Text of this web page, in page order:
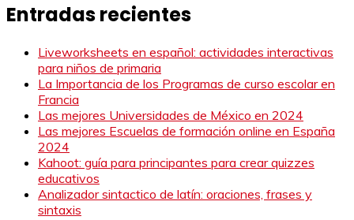
Entradas recientes
Liveworksheets en español: actividades interactivas
para niños de primaria
La Importancia de los Programas de curso escolar en
Francia
Las mejores Universidades de México en 2024
Las mejores Escuelas de formación online en España
2024
Kahoot: guía para principantes para crear quizzes
educativos
Analizador sintactico de latín: oraciones, frases y
sintaxis